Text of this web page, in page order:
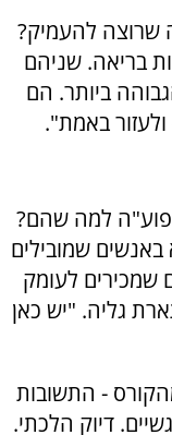
שרוצה להעמיק?
בריאה. שניהם
ביותר. הם
באמת".
למה שהם?
שמובילים
שמכירים לעומק
גליה. "יש כאן
- התשובות
דיוק הלכתי.